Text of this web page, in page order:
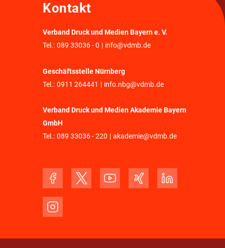
Kontakt
Verband Druck und Medien Bayern e. V.
Tel.: 089 33036 - 0 | info@vdmb.de
Geschäftsstelle Nürnberg
Tel.: 0911 264441 | info.nbg@vdmb.de
Verband Druck und Medien Akademie Bayern
GmbH
Tel.: 089 33036 - 220 | akademie@vdmb.de